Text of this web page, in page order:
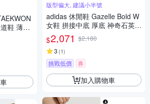
鞋 薄底
版型偏大, 建議小半號
adidas 休閒鞋 Gazelle Bold W
女鞋 拼接中底 厚底 神奇石英色
核心黑 粉紅 麂皮 愛迪達 IE042
9
$2,071 $2,180
3 (1)
挑戰低價 券
加入購物車